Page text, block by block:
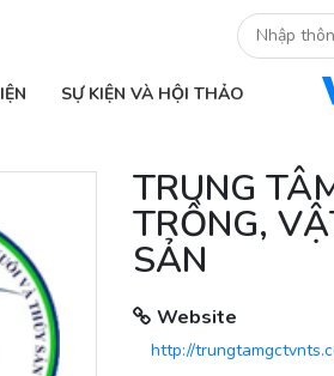
SỰ KIỆN VÀ HỘI THẢO
TRUNG
TRỒNG,
SẢN
Website
http://